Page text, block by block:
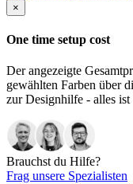
×
One time setup cost
Der angezeigte
gewählten Farben über
zur Designhilfe - alles
Brauchst du Hilfe?
Frag unsere Spezialisten